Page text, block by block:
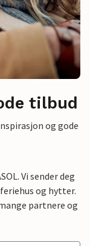
tilbud
og gode
Vi sender deg
og hytter.
partnere og